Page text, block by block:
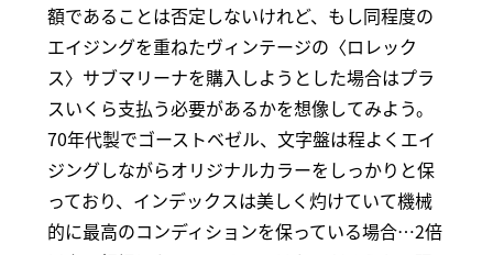
額であることは否定しないけれど、もし同程度の
エイジングを重ねたヴィンテージの〈ロレック
ス〉サブマリーナを購入しようとした場合はプラ
スいくら支払う必要があるかを想像してみよう。
70年代製でゴーストベゼル、文字盤は程よくエイ
ジングしながらオリジナルカラーをしっかりと保
っており、インデックスは美しく灼けていて機械
的に最高のコンディションを保っている場合…2倍